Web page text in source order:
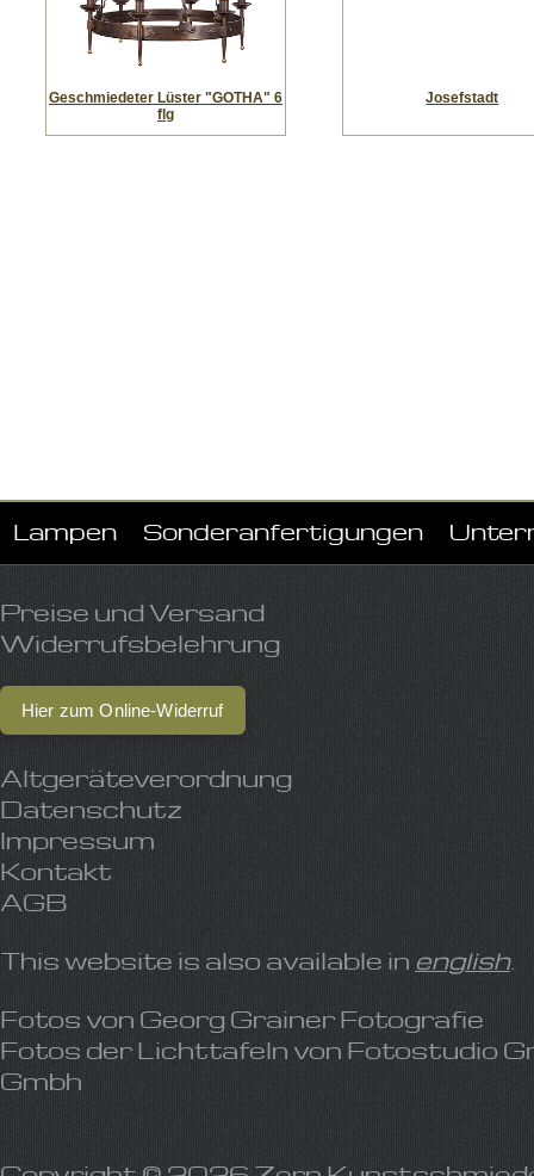
Geschmiedeter Lüster "GOTHA" 6
flg
Josefstadt
Lampen Sonderanfertigungen
Preise und Versand
Widerrufsbelehrung
Hier zum Online-Widerruf
Altgeräteverordnung
Datenschutz
Impressum
Kontakt
AGB
This website is also available in english.
Fotos von Georg Grainer Fotografie
Fotos der Lichttafeln von Fotostudio
Gmbh